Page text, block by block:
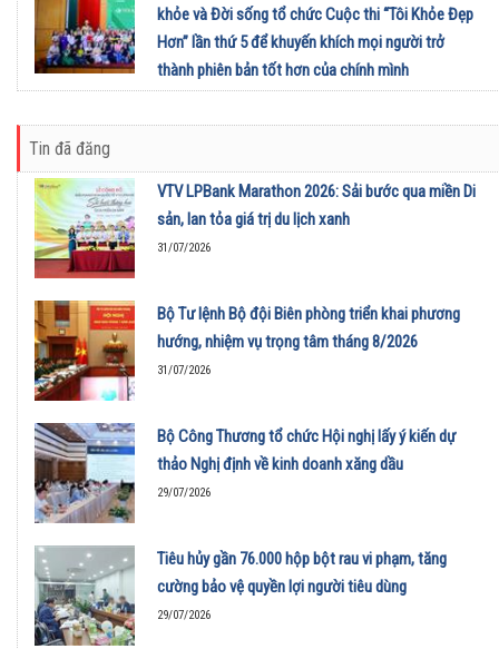
khỏe và Đời sống tổ chức Cuộc thi “Tôi Khỏe Đẹp
Hơn” lần thứ 5 để khuyến khích mọi người trở
thành phiên bản tốt hơn của chính mình
Tin đã đăng
VTV LPBank Marathon 2026: Sải bước qua miền Di
sản, lan tỏa giá trị du lịch xanh
31/07/2026
Bộ Tư lệnh Bộ đội Biên phòng triển khai phương
hướng, nhiệm vụ trọng tâm tháng 8/2026
31/07/2026
Bộ Công Thương tổ chức Hội nghị lấy ý kiến dự
thảo Nghị định về kinh doanh xăng dầu
29/07/2026
Tiêu hủy gần 76.000 hộp bột rau vi phạm, tăng
cường bảo vệ quyền lợi người tiêu dùng
29/07/2026